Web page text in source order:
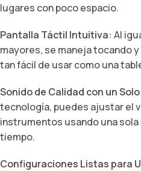
lugares con poco espacio.
Pantalla Táctil Intuitiva: Al
mayores, se maneja tocando
tan fácil de usar como una
Sonido de Calidad con un
tecnología, puedes ajustar el
instrumentos usando una
tiempo.
Configuraciones Listas para